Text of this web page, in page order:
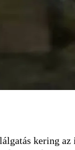
kering